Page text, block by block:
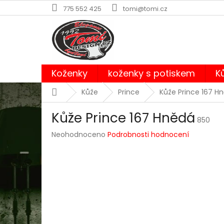
na
775 552 425 tomi@tomi.cz
Koženky koženky s potiskem
DomůKůže Prince Kůže Prince 167
Kůže Prince 167 Hnědá 850
Průměrné
Neohodnoceno Podrobnosti hodnocení